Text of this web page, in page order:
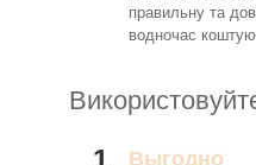
правильну та
водночас
Выгодно